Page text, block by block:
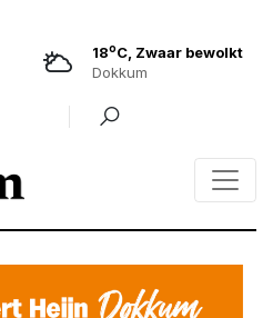
18oC, Zwaar bewolkt
Dokkum